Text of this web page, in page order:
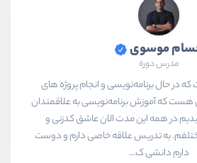
موسوی
مدرس دوره
هست که در حال برنامه‌نویسی و انجام پروژه های
و ۱۰ سالی هست که آموزش برنامه‌نویسی به علاقمندان
در همه این مدت الان عاشق کدزنی و
به تدریس علاقه خاصی دارم و دوست
دارم دانشی ک...